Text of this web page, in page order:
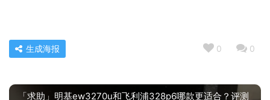
0 0
生成海报
「求助」明基ew3270u和飞利浦328p6哪款更适合？评测